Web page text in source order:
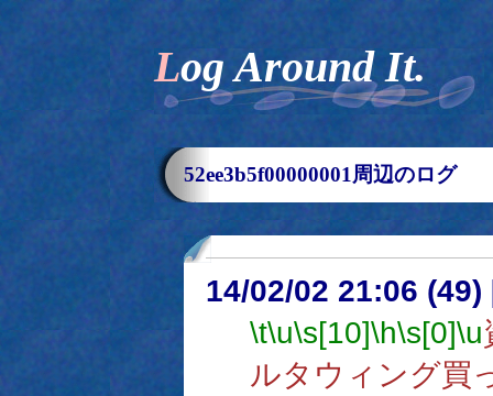
Log Around It.
52ee3b5f00000001周辺のログ
14/02/02 21:06 (49)
\t\u\s[10]\h\s[0]\u
ルタウィング買